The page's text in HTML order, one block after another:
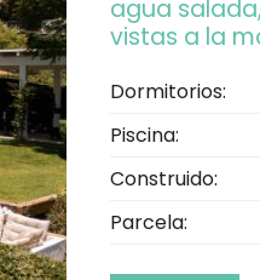
agua
vistas a la
Dormitorios:
Piscina:
Construido:
Parcela: